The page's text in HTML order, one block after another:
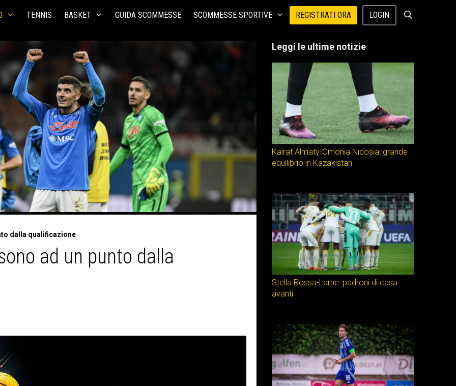
TENNIS BASKET GUIDA SCOMMESSE SCOMMESSE SPORTIVE REGISTRATI ORA LOGIN
dalla qualificazione
ad un punto dalla
Leggi le ultime notizie
Kairat Almaty-Omonia Nicosia: grande
equilibrio in Kazakistan
Stella Rossa-Larne: padroni di casa
avanti